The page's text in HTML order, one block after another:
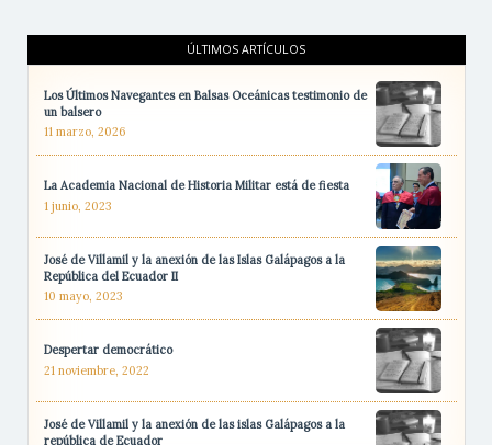
ÚLTIMOS ARTÍCULOS
Los Últimos Navegantes en Balsas Oceánicas testimonio de
un balsero
11 marzo, 2026
La Academia Nacional de Historia Militar está de fiesta
1 junio, 2023
José de Villamil y la anexión de las Islas Galápagos a la
República del Ecuador II
10 mayo, 2023
Despertar democrático
21 noviembre, 2022
José de Villamil y la anexión de las islas Galápagos a la
república de Ecuador